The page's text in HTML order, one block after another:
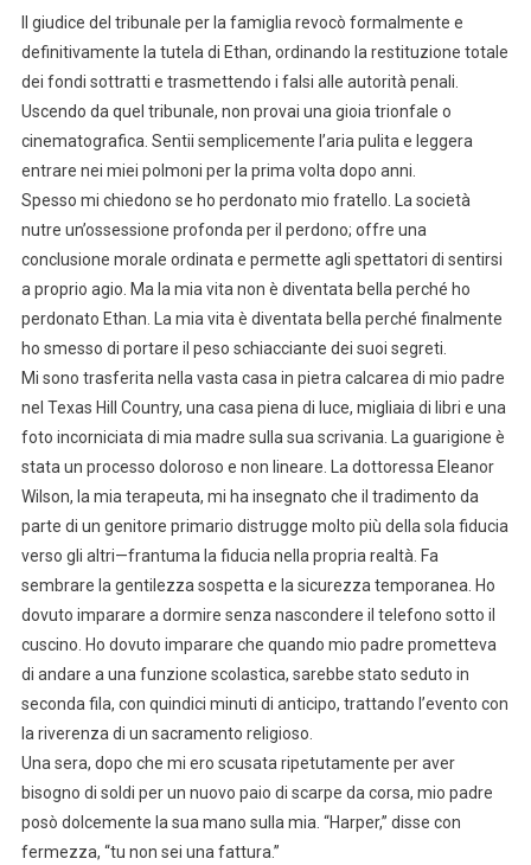
Il giudice del tribunale per la famiglia revocò formalmente e
definitivamente la tutela di Ethan, ordinando la restituzione totale
dei fondi sottratti e trasmettendo i falsi alle autorità penali.
Uscendo da quel tribunale, non provai una gioia trionfale o
cinematografica. Sentii semplicemente l’aria pulita e leggera
entrare nei miei polmoni per la prima volta dopo anni.
Spesso mi chiedono se ho perdonato mio fratello. La società
nutre un’ossessione profonda per il perdono; offre una
conclusione morale ordinata e permette agli spettatori di sentirsi
a proprio agio. Ma la mia vita non è diventata bella perché ho
perdonato Ethan. La mia vita è diventata bella perché finalmente
ho smesso di portare il peso schiacciante dei suoi segreti.
Mi sono trasferita nella vasta casa in pietra calcarea di mio padre
nel Texas Hill Country, una casa piena di luce, migliaia di libri e una
foto incorniciata di mia madre sulla sua scrivania. La guarigione è
stata un processo doloroso e non lineare. La dottoressa Eleanor
Wilson, la mia terapeuta, mi ha insegnato che il tradimento da
parte di un genitore primario distrugge molto più della sola fiducia
verso gli altri—frantuma la fiducia nella propria realtà. Fa
sembrare la gentilezza sospetta e la sicurezza temporanea. Ho
dovuto imparare a dormire senza nascondere il telefono sotto il
cuscino. Ho dovuto imparare che quando mio padre prometteva
di andare a una funzione scolastica, sarebbe stato seduto in
seconda fila, con quindici minuti di anticipo, trattando l’evento con
la riverenza di un sacramento religioso.
Una sera, dopo che mi ero scusata ripetutamente per aver
bisogno di soldi per un nuovo paio di scarpe da corsa, mio padre
posò dolcemente la sua mano sulla mia. “Harper,” disse con
fermezza, “tu non sei una fattura.”